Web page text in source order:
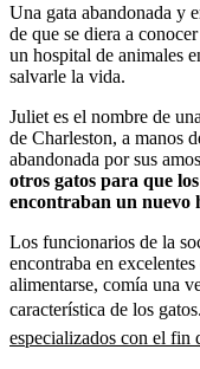
Una gata abandonada y
de que se diera a
un hospital de animales
salvarle la vida.
Juliet es el nombre de
de Charleston, a manos
abandonada por sus
otros gatos para que
encontraban un nuevo
Los funcionarios de la
encontraba en
alimentarse, comía una
característica de los gatos.
especializados con el fin